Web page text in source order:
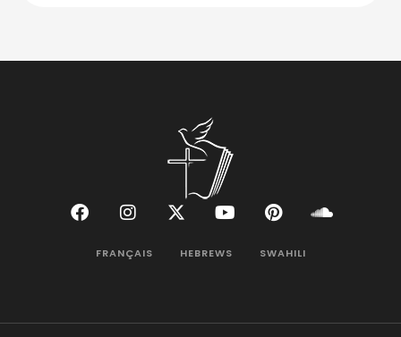
FRANÇAIS HEBREWS SWAHILI